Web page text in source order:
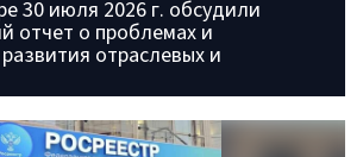
30 июля 2026 г. обсудили
отчет о проблемах и
отраслевых и